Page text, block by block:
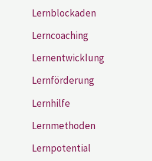
Lernblockaden
Lerncoaching
Lernentwicklung
Lernförderung
Lernhilfe
Lernmethoden
Lernpotential